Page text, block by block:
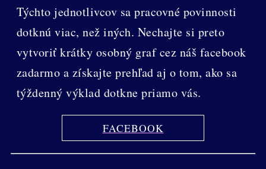
Týchto jednotlivcov sa pracovné povinnosti
dotknú viac, než iných. Nechajte si preto
vytvoriť krátky osobný graf cez náš facebook
zadarmo a získajte prehľad aj o tom, ako sa
týždenný výklad dotkne priamo vás.
FACEBOOK